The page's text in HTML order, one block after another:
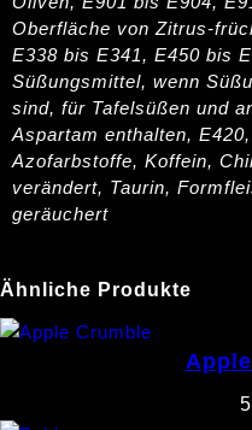
Oberfläche von Zitrus-
E338 bis E341, E450 bis
Süßungsmittel, wenn
sind, für Tafelsüßen und
Aspartam enthalten,
Azofarbstoffe, Koffein,
verändert, Taurin,
geräuchert
Ähnliche Produkte